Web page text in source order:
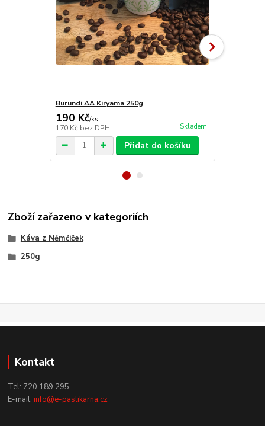
Burundi AA Kiryama 250g
190 Kč/ks
170 Kč bez DPH Skladem
Přidat do košíku
Zboží zařazeno v kategoriích
Káva z Němčiček
250g
Kontakt
Tel: 720 189 295
E-mail:info@e-pastikarna.cz